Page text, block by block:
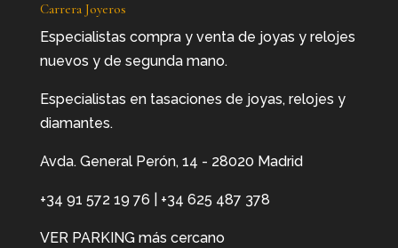
Carrera Joyeros
Especialistas compra y venta de joyas y relojes
nuevos y de segunda mano.
Especialistas en tasaciones de joyas, relojes y
diamantes.
Avda. General Perón, 14 - 28020 Madrid
+34 91 572 19 76 +34 625 487 378
VER PARKING más cercano